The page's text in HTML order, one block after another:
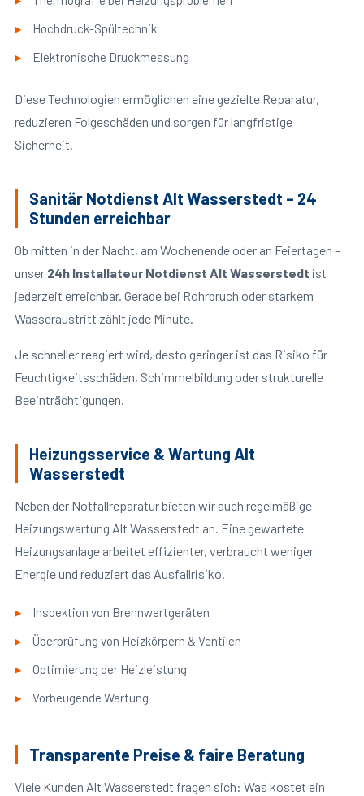
Hochdruck-Spültechnik
Elektronische Druckmessung
Diese Technologien ermöglichen eine gezielte Reparatur,
reduzieren Folgeschäden und sorgen für langfristige
Sicherheit.
Sanitär Notdienst Alt Wasserstedt – 24
Stunden erreichbar
Ob mitten in der Nacht, am Wochenende oder an Feiertagen –
unser 24h Installateur Notdienst Alt Wasserstedt ist
jederzeit erreichbar. Gerade bei Rohrbruch oder starkem
Wasseraustritt zählt jede Minute.
Je schneller reagiert wird, desto geringer ist das Risiko für
Feuchtigkeitsschäden, Schimmelbildung oder strukturelle
Beeinträchtigungen.
Heizungsservice & Wartung Alt
Wasserstedt
Neben der Notfallreparatur bieten wir auch regelmäßige
Heizungswartung Alt Wasserstedt an. Eine gewartete
Heizungsanlage arbeitet effizienter, verbraucht weniger
Energie und reduziert das Ausfallrisiko.
Inspektion von Brennwertgeräten
Überprüfung von Heizkörpern & Ventilen
Optimierung der Heizleistung
Vorbeugende Wartung
Transparente Preise & faire Beratung
Viele Kunden Alt Wasserstedt fragen sich: Was kostet ein